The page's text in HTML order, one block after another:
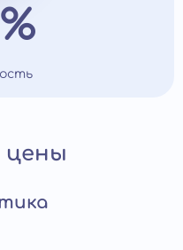
цены